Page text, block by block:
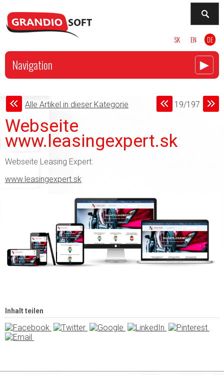
SK EN DE
Navigation ►
Alle Artikel in dieser Kategorie 19/197
Webseite
www.leasingexpert.sk
Webseite Leasing Expert:
www.leasingexpert.sk
Inhalt teilen